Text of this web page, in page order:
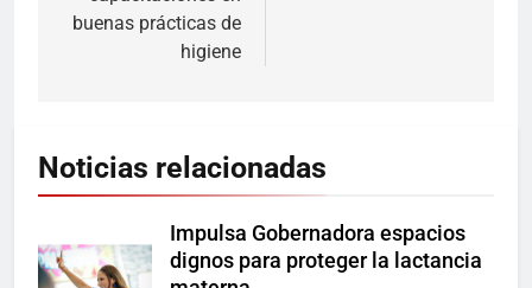
buenas prácticas de
higiene
Noticias relacionadas
Impulsa Gobernadora espacios
dignos para proteger la lactancia